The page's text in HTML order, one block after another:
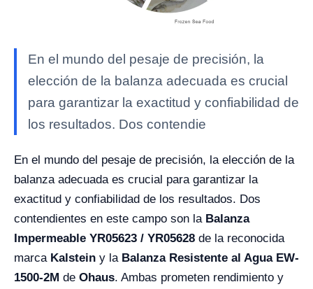
En el mundo del pesaje de precisión, la
elección de la balanza adecuada es crucial
para garantizar la exactitud y confiabilidad de
los resultados. Dos contendie
En el mundo del pesaje de precisión, la elección de la
balanza adecuada es crucial para garantizar la
exactitud y confiabilidad de los resultados. Dos
contendientes en este campo son la Balanza
Impermeable YR05623 / YR05628 de la reconocida
marca Kalstein y la Balanza Resistente al Agua EW-
1500-2M de Ohaus. Ambas prometen rendimiento y